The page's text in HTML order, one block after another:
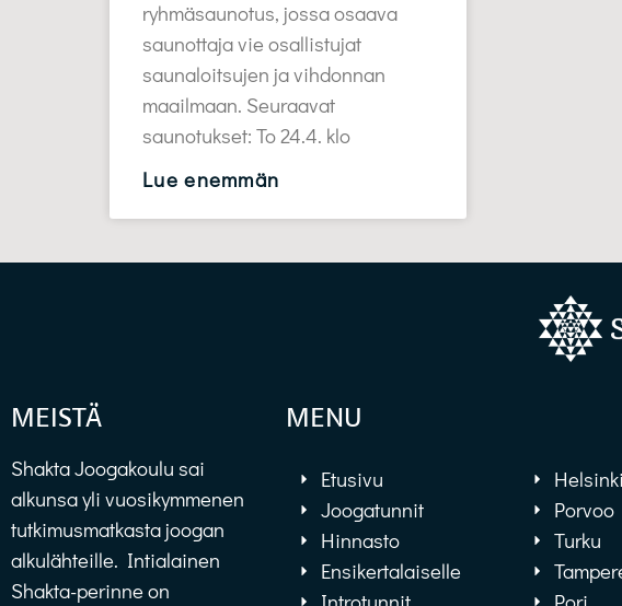
ryhmäsaunotus, jossa osaava
saunottaja vie osallistujat
saunaloitsujen ja vihdonnan
maailmaan. Seuraavat
saunotukset: To 24.4. klo
Lue enemmän
MEISTÄ
Shakta Joogakoulu sai
alkunsa yli vuosikymmenen
tutkimusmatkasta joogan
alkulähteille. Intialainen
Shakta-perinne on
MENU
Etusivu
Joogatunnit
Hinnasto
Ensikertalaiselle
Helsinki
Porvoo
Turku